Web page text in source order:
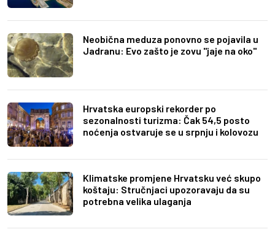
Neobična meduza ponovno se pojavila u
Jadranu: Evo zašto je zovu "jaje na oko"
Hrvatska europski rekorder po
sezonalnosti turizma: Čak 54,5 posto
noćenja ostvaruje se u srpnju i kolovozu
Klimatske promjene Hrvatsku već skupo
koštaju: Stručnjaci upozoravaju da su
potrebna velika ulaganja